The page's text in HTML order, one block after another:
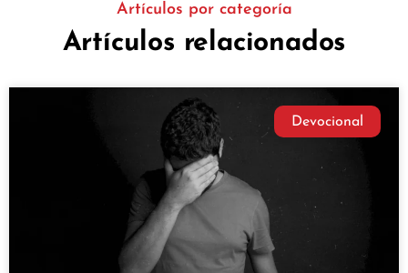
Artículos por categoría
Artículos relacionados
Devocional